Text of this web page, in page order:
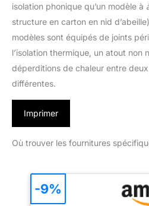
isolation phonique qu’un modèle à
structure en carton en nid
modèles sont équipés de joints
l’isolation thermique, un atout non
déperditions de chaleur entre
différentes.
Imprimer
Où trouver les fournitures
-9%